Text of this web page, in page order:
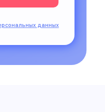
данных